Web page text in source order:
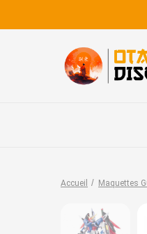
Accueil Maquettes